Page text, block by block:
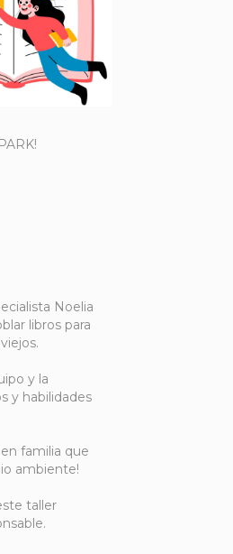
Noelia
libros para
y la
y habilidades
familia que
ambiente!
taller